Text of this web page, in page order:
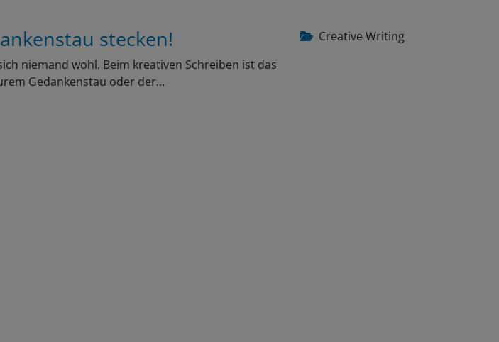
Creative Writing
stecken!
niemand wohl. Beim kreativen Schreiben ist das
Gedankenstau oder der…